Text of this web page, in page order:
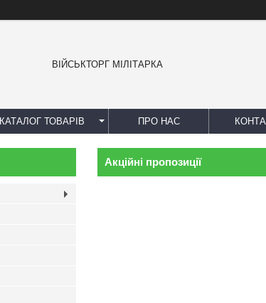
ВІЙСЬКТОРГ МІЛІТАРКА
КАТАЛОГ ТОВАРІВ ПРО НАС
Акційні пропозиції